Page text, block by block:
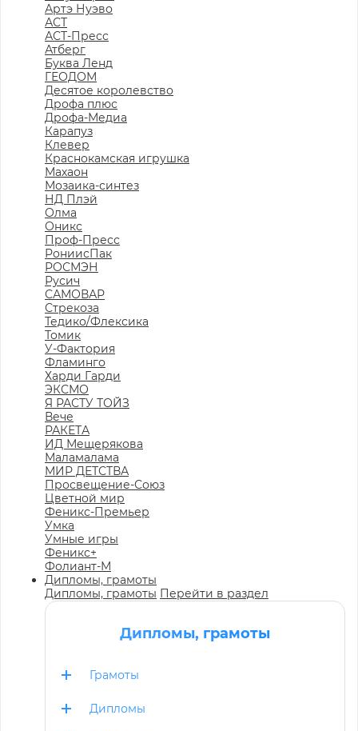
Артэ Нуэво
АСТ
АСТ-Пресс
Атберг
Буква Ленд
ГЕОДОМ
Десятое королевство
Дрофа плюс
Дрофа-Медиа
Карапуз
Клевер
Краснокамская игрушка
Махаон
Мозаика-синтез
НД Плэй
Олма
Оникс
Проф-Пресс
РониисПак
РОСМЭН
Русич
САМОВАР
Стрекоза
Тедико/Флексика
Томик
У-Фактория
Фламинго
Харди Гарди
ЭКСМО
Я РАСТУ ТОЙЗ
Вече
РАКЕТА
ИД Мещерякова
Маламалама
МИР ДЕТСТВА
Просвещение-Союз
Цветной мир
Феникс-Премьер
Умка
Умные игры
Феникс+
Фолиант-М
Дипломы, грамоты
Дипломы, грамоты Перейти в раздел
Дипломы, грамоты
Грамоты
Дипломы